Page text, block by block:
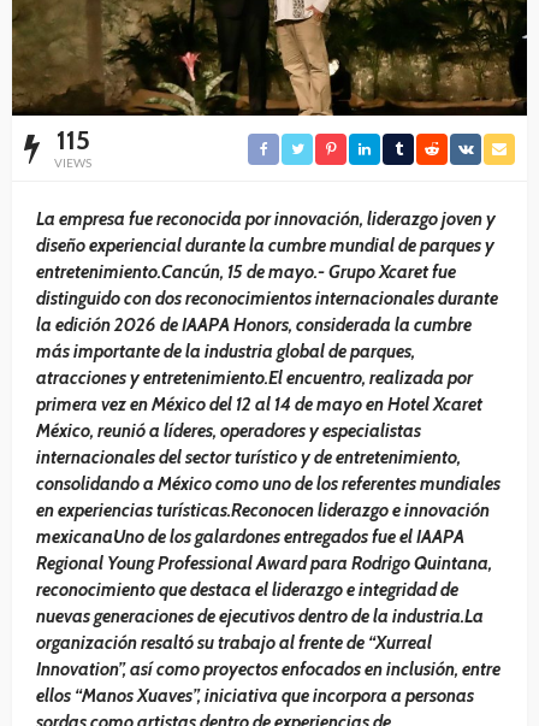
115
VIEWS
La empresa fue reconocida por innovación, liderazgo joven y
diseño experiencial durante la cumbre mundial de parques y
entretenimiento.Cancún, 15 de mayo.- Grupo Xcaret fue
distinguido con dos reconocimientos internacionales durante
la edición 2026 de IAAPA Honors, considerada la cumbre
más importante de la industria global de parques,
atracciones y entretenimiento.El encuentro, realizada por
primera vez en México del 12 al 14 de mayo en Hotel Xcaret
México, reunió a líderes, operadores y especialistas
internacionales del sector turístico y de entretenimiento,
consolidando a México como uno de los referentes mundiales
en experiencias turísticas.Reconocen liderazgo e innovación
mexicanaUno de los galardones entregados fue el IAAPA
Regional Young Professional Award para Rodrigo Quintana,
reconocimiento que destaca el liderazgo e integridad de
nuevas generaciones de ejecutivos dentro de la industria.La
organización resaltó su trabajo al frente de “Xurreal
Innovation”, así como proyectos enfocados en inclusión, entre
ellos “Manos Xuaves”, iniciativa que incorpora a personas